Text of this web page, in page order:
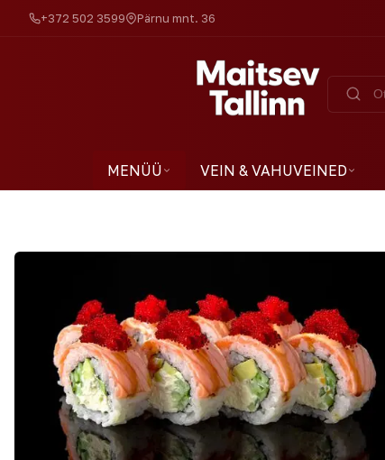
+372 502 3599 Pärnu mnt. 36
MENÜÜ VEIN & VAHUVEINED